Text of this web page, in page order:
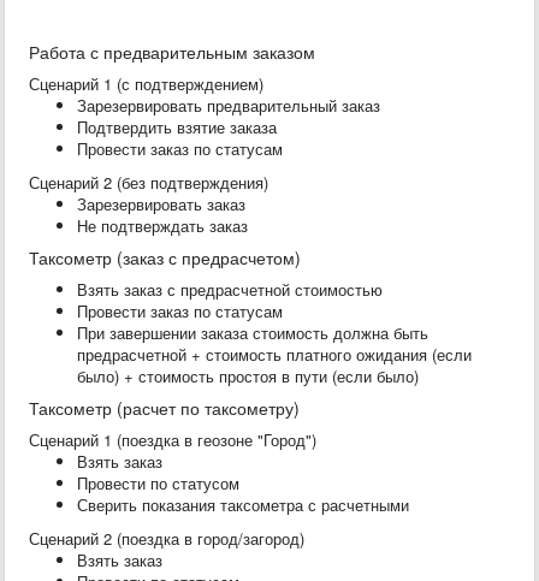
Работа с предварительным заказом
Сценарий 1 (с подтверждением)
Зарезервировать предварительный заказ
Подтвердить взятие заказа
Провести заказ по статусам
Сценарий 2 (без подтверждения)
Зарезервировать заказ
Не подтверждать заказ
Таксометр (заказ с предрасчетом)
Взять заказ с предрасчетной стоимостью
Провести заказ по статусам
При завершении заказа стоимость должна быть
предрасчетной + стоимость платного ожидания (если
было) + стоимость простоя в пути (если было)
Таксометр (расчет по таксометру)
Сценарий 1 (поездка в геозоне "Город")
Взять заказ
Провести по статусом
Сверить показания таксометра с расчетными
Сценарий 2 (поездка в город/загород)
Взять заказ